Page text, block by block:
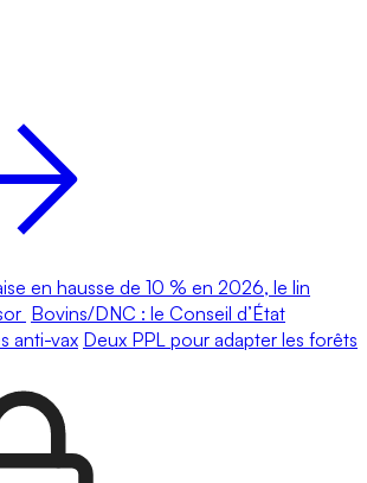
en hausse de 10 % en 2026, le lin
Bovins/DNC : le Conseil d’État
anti-vax Deux PPL pour adapter les forêts